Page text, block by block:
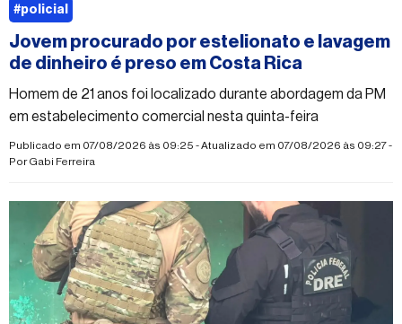
Jovem procurado por estelionato e lavagem
de dinheiro é preso em Costa Rica
Homem de 21 anos foi localizado durante abordagem da PM
em estabelecimento comercial nesta quinta-feira
Publicado em 07/08/2026 às 09:25 - Atualizado em 07/08/2026 às 09:27 -
PorGabi Ferreira
#policial